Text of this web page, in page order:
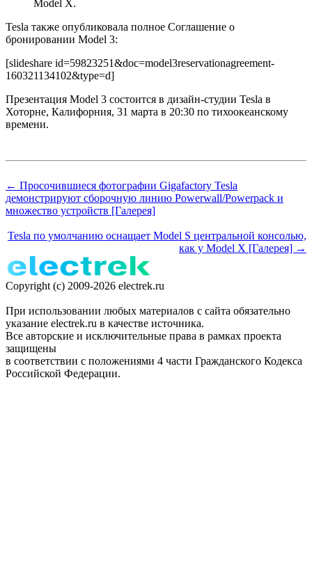
Model X.
Tesla также опубликовала полное Соглашение о
бронировании Model 3:
[slideshare id=59823251&doc=model3reservationagreement-
160321134102&type=d]
Презентация Model 3 состоится в дизайн-студии Tesla в
Хоторне, Калифорния, 31 марта в 20:30 по тихоокеанскому
времени.
← Просочившиеся фотографии Gigafactory Tesla
демонстрируют сборочную линию Powerwall/Powerpack и
множество устройств [Галерея]
Tesla по умолчанию оснащает Model S центральной консолью,
как у Model X [Галерея] →
Copyright (c) 2009-2026 electrek.ru
При использовании любых материалов с сайта обязательно
указание electrek.ru в качестве источника.
Все авторские и исключительные права в рамках проекта
защищены
в соответствии с положениями 4 части Гражданского Кодекса
Российской Федерации.